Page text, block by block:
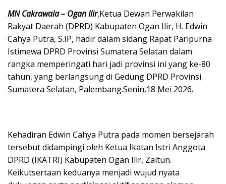
MN Cakrawala – Ogan Ilir,Ketua Dewan Perwakilan
Rakyat Daerah (DPRD) Kabupaten Ogan Ilir, H. Edwin
Cahya Putra, S.IP, hadir dalam sidang Rapat Paripurna
Istimewa DPRD Provinsi Sumatera Selatan dalam
rangka memperingati hari jadi provinsi ini yang ke-80
tahun, yang berlangsung di Gedung DPRD Provinsi
Sumatera Selatan, Palembang.Senin,18 Mei 2026.
Kehadiran Edwin Cahya Putra pada momen bersejarah
tersebut didampingi oleh Ketua Ikatan Istri Anggota
DPRD (IKATRI) Kabupaten Ogan Ilir, Zaitun.
Keikutsertaan keduanya menjadi wujud nyata